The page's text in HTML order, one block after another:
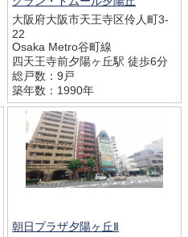
大阪府大阪市天王寺区伶人町3-
22
Osaka Metro谷町線
四天王寺前夕陽ヶ丘駅 徒歩6分
総戸数：9戸
築年数：1990年
朝日プラザ夕陽ヶ丘Ⅱ